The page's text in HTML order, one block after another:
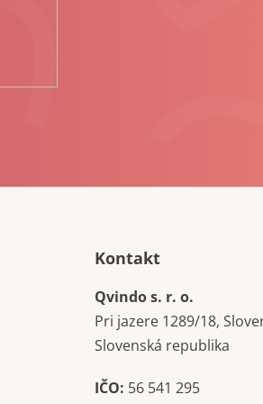
Kontakt
Qvindo s. r. o.
Pri jazere 1289/18,
Slovenská republika
IČO: 56 541 295